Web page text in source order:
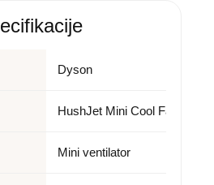
Dyson
HushJet Mini Cool Fan
Mini ventilator